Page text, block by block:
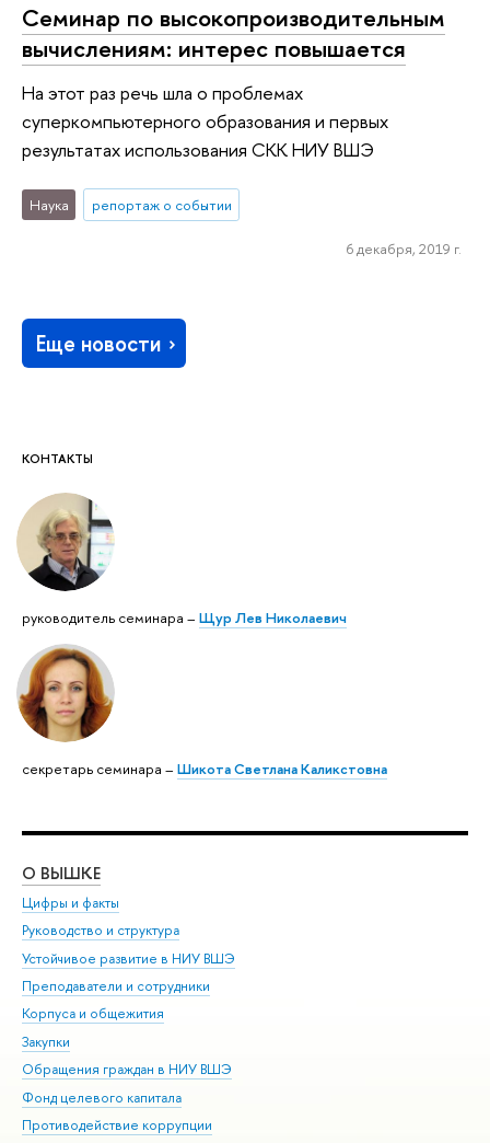
КОНТАКТЫ
руководитель семинара – Щур Лев Николаевич
секретарь семинара – Шикота Светлана Каликстовна
Семинар по высокопроизводительным
вычислениям: интерес повышается
На этот раз речь шла о проблемах
суперкомпьютерного образования и первых
результатах использования СКК НИУ ВШЭ
Наука репортаж о событии
6 декабря, 2019 г.
Еще новости
О ВЫШКЕ
Цифры и факты
Руководство и структура
Устойчивое развитие в НИУ ВШЭ
Преподаватели и сотрудники
Корпуса и общежития
Закупки
Обращения граждан в НИУ ВШЭ
Фонд целевого капитала
Противодействие коррупции